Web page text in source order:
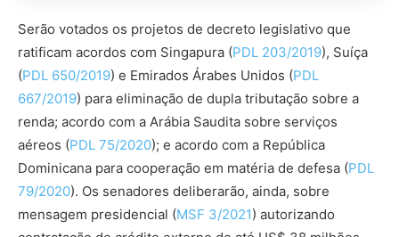
Serão votados os projetos de decreto legislativo que
ratificam acordos com Singapura (PDL 203/2019), Suíça
(PDL 650/2019) e Emirados Árabes Unidos (PDL
667/2019) para eliminação de dupla tributação sobre a
renda; acordo com a Arábia Saudita sobre serviços
aéreos (PDL 75/2020); e acordo com a República
Dominicana para cooperação em matéria de defesa (PDL
79/2020). Os senadores deliberarão, ainda, sobre
mensagem presidencial (MSF 3/2021) autorizando